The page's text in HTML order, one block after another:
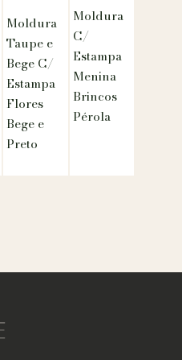
Moldura
Taupe e
Bege C/
Estampa
Flores
Bege e
Preto
Moldura
C/
Estampa
Menina
Brincos
Pérola